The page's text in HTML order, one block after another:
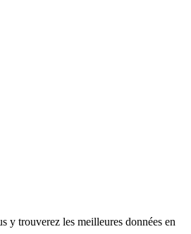
trouverez les meilleures données en